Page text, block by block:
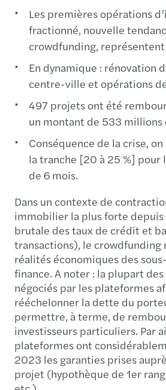
Les premières opérations
fractionné, nouvelle
crowdfunding, représentent
En dynamique : rénovation
centre-ville et opérations
497 projets ont été
un montant de 533 millions
Conséquence de la crise,
la tranche [20 à 25 %] pour
de 6 mois.
Dans un contexte de
immobilier la plus forte depuis
brutale des taux de crédit et
transactions), le crowdfunding
réalités économiques des
finance. A noter : la plupart
négociés par les plateformes
rééchelonner la dette du
permettre, à terme, de
investisseurs particuliers. Par
plateformes ont
2023 les garanties prises
projet (hypothèque de 1er